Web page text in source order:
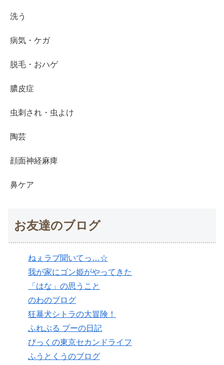
洗う
病気・ケガ
脱毛・おハゲ
膿皮症
虫刺され・虫よけ
陶芸
顔面神経麻痺
鼻ケア
お友達のブログ
ねぇラブ聞いてっ…☆
我が家にゴン姫がやってきた
「はな」の思うこと
のわのブログ
狂暴犬シトラの大冒険！
ふれぶる プーの日記
びっくの東京セカンドライフ
ふうとくうのブログ